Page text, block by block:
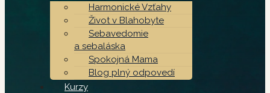
Harmonické Vzťahy
Život v Blahobyte
Sebavedomie
a sebaláska
Spokojná Mama
Blog plný odpovedí
Kurzy